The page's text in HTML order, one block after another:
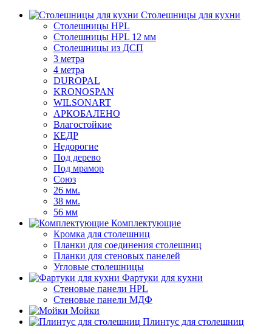
Столешницы для кухни
Столешницы HPL
Столешницы HPL 12 мм
Столешницы из ДСП
3 метра
4 метра
DUROPAL
KRONOSPAN
WILSONART
АРКОБАЛЕНО
Влагостойкие
КЕДР
Недорогие
Под дерево
Под мрамор
Союз
26 мм.
38 мм.
56 мм
Комплектующие
Кромка для столешниц
Планки для соединения столешниц
Планки для стеновых панелей
Угловые столешницы
Фартуки для кухни
Стеновые панели HPL
Стеновые панели МДФ
Мойки
Плинтус для столешниц